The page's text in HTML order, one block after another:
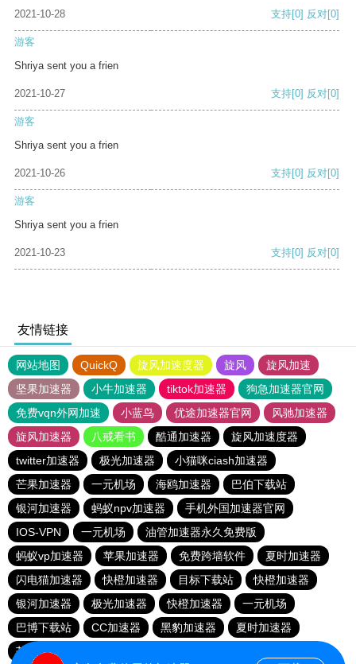
2021-10-28 支持[0] 反对[0]
游客
Shriya sent you a frien
2021-10-27 支持[0] 反对[0]
游客
Shriya sent you a frien
2021-10-26 支持[0] 反对[0]
游客
Shriya sent you a frien
2021-10-23 支持[0] 反对[0]
友情链接
网站地图 QuickQ 旋风加速度器 旋风
旋风加速
坚果加速器
小牛加速器 tiktok加速器
狗急加速器官网
免费vqn外网加速
小蓝鸟 优途加速器官网
风驰加速器
旋风加速器
八戒看书 酷通加速器
旋风加速度器
twitter加速器
极光加速器
小猫咪ciash加速器
芒果加速器
一元机场 海鸥加速器
巴伯下载站
银河加速器
蚂蚁npv加速器
手机外国加速器官网
IOS-VPN
一元机场
油管加速器永久免费版
蚂蚁vp加速器
苹果加速器 免费跨墙软件
夏时加速器
闪电猫加速器
快橙加速器 目标下载站
快橙加速器
银河加速器
极光加速器 快橙加速器
一元机场
巴博下载站
CC加速器 黑豹加速器
夏时加速器
芒果加速器